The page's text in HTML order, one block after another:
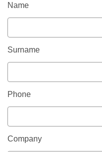
Name
Surname
Phone
Company